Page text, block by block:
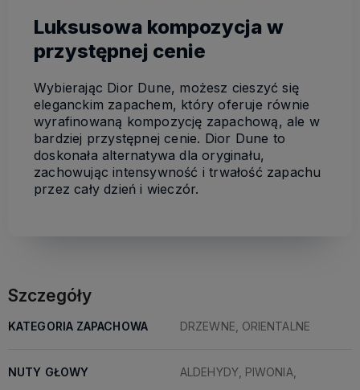
Luksusowa kompozycja w
przystępnej cenie
Wybierając Dior Dune, możesz cieszyć się
eleganckim zapachem, który oferuje równie
wyrafinowaną kompozycję zapachową, ale w
bardziej przystępnej cenie. Dior Dune to
doskonała alternatywa dla oryginału,
zachowując intensywność i trwałość zapachu
przez cały dzień i wieczór.
Szczegóły
KATEGORIA ZAPACHOWA DRZEWNE, ORIENTALNE
NUTY GŁOWY
ALDEHYDY, PIWONIA,